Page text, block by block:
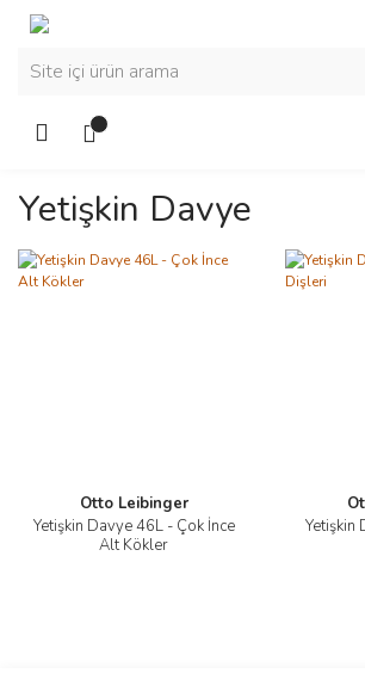
Yetişkin Davye
Otto Leibinger
Yetişkin Davye 46L - Çok İnce
Alt Kökler
Yetişkin